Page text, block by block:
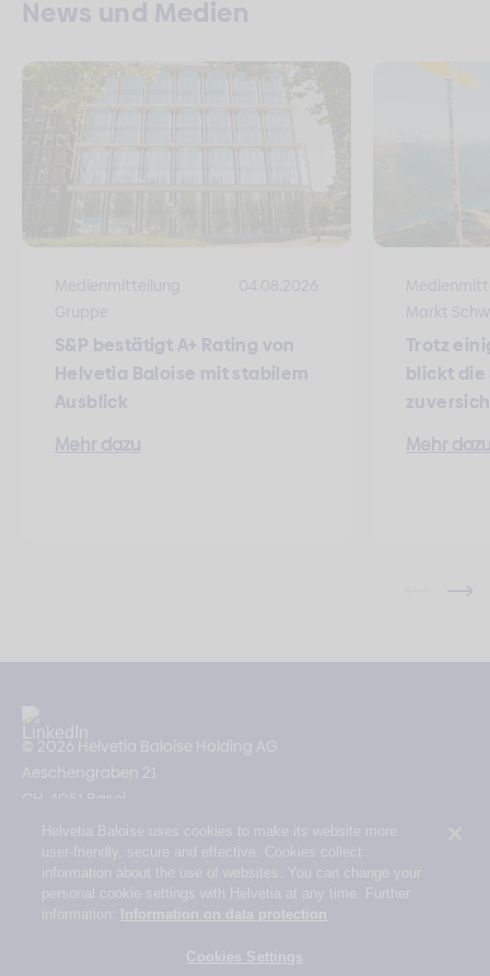
News und Medien
Medienmitteilung
Gruppe
04.08.2026
S&P bestätigt A+ Rating von
Helvetia Baloise mit stabilem
Ausblick
Mehr dazu
Markt
Trotz
blickt die
Mehr
© 2026 Helvetia Baloise Holding AG
Aeschengraben 21
CH-4051 Basel
Impressum
Rechtliche Hinweise
Datenschutz
Helvetia Baloise uses cookies to make its website more
user-friendly, secure and effective. Cookies collect
information about the use of websites. You can change your
personal cookie settings with Helvetia at any time. Further
information:
Information on data protection
Cookies Settings